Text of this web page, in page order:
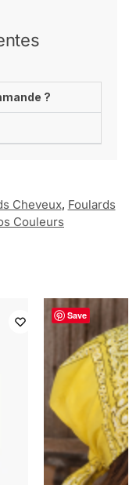
?
Cheveux, Foulards
Couleurs
Save